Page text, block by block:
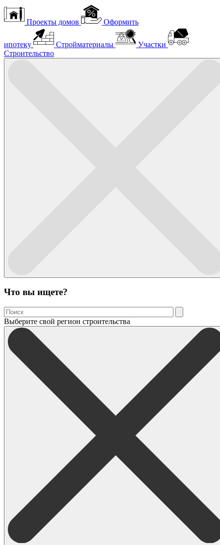
Проекты домов Оформить
ипотеку Стройматериалы
Участки
Строительство
Что вы ищете?
Выберите свой регион строительства